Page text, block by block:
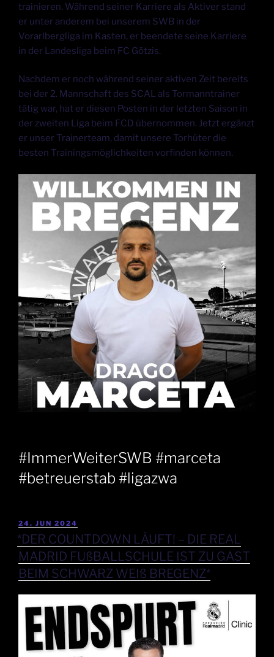
trainieren. Während seiner Karriere als Aktiver stand
er unter anderem bei unserem SWB in der
Vorarlbergliga im Kasten, er beendete seine Karriere
in der Landesliga beim FC Götzis.
Nachdem er noch während seiner aktiven Zeit bereits
bei der 2. Mannschaft des SCAL als Tormanntrainer
tätig war, hat er diesen Posten in der letzten Saison in
der zweiten Liga beim FCD übernommen. Jetzt ergänzt
er unser Trainerteam, damit unsere Torhüter die
besten Trainingsmöglichkeiten vorfinden können.
#ImmerWeiterSWB #marceta
#betreuerstab #ligazwa
24. JUN 2024
*DER COUNTDOWN LÄUFT! – DIE REAL
MADRID FUßBALLSCHULE IST ZU GAST
BEIM SCHWARZ WEIß BREGENZ*